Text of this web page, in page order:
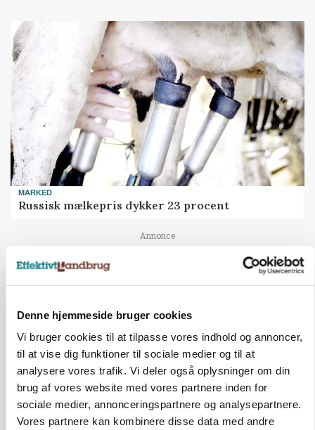
Denne hjemmeside bruger cookies
Vi bruger cookies til at tilpasse vores indhold og annoncer,
til at vise dig funktioner til sociale medier og til at
analysere vores trafik. Vi deler også oplysninger om din
brug af vores website med vores partnere inden for
sociale medier, annonceringspartnere og analysepartnere.
Vores partnere kan kombinere disse data med andre
MARKED
Russisk mælkepris dykker 23 procent
Annonce
POLITIK